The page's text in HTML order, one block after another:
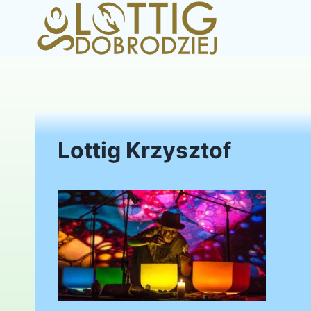
Lottig Krzysztof